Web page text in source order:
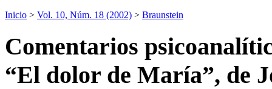
Inicio > Vol. 10, Núm. 18 (2002) > Braunstein
Comentarios
“El dolor de María”, de